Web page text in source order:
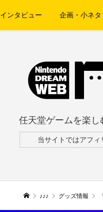
インタビュー 企画・小ネタ
任天堂ゲームを楽し
当サイトではアフ
♪♪♪ グッズ情報